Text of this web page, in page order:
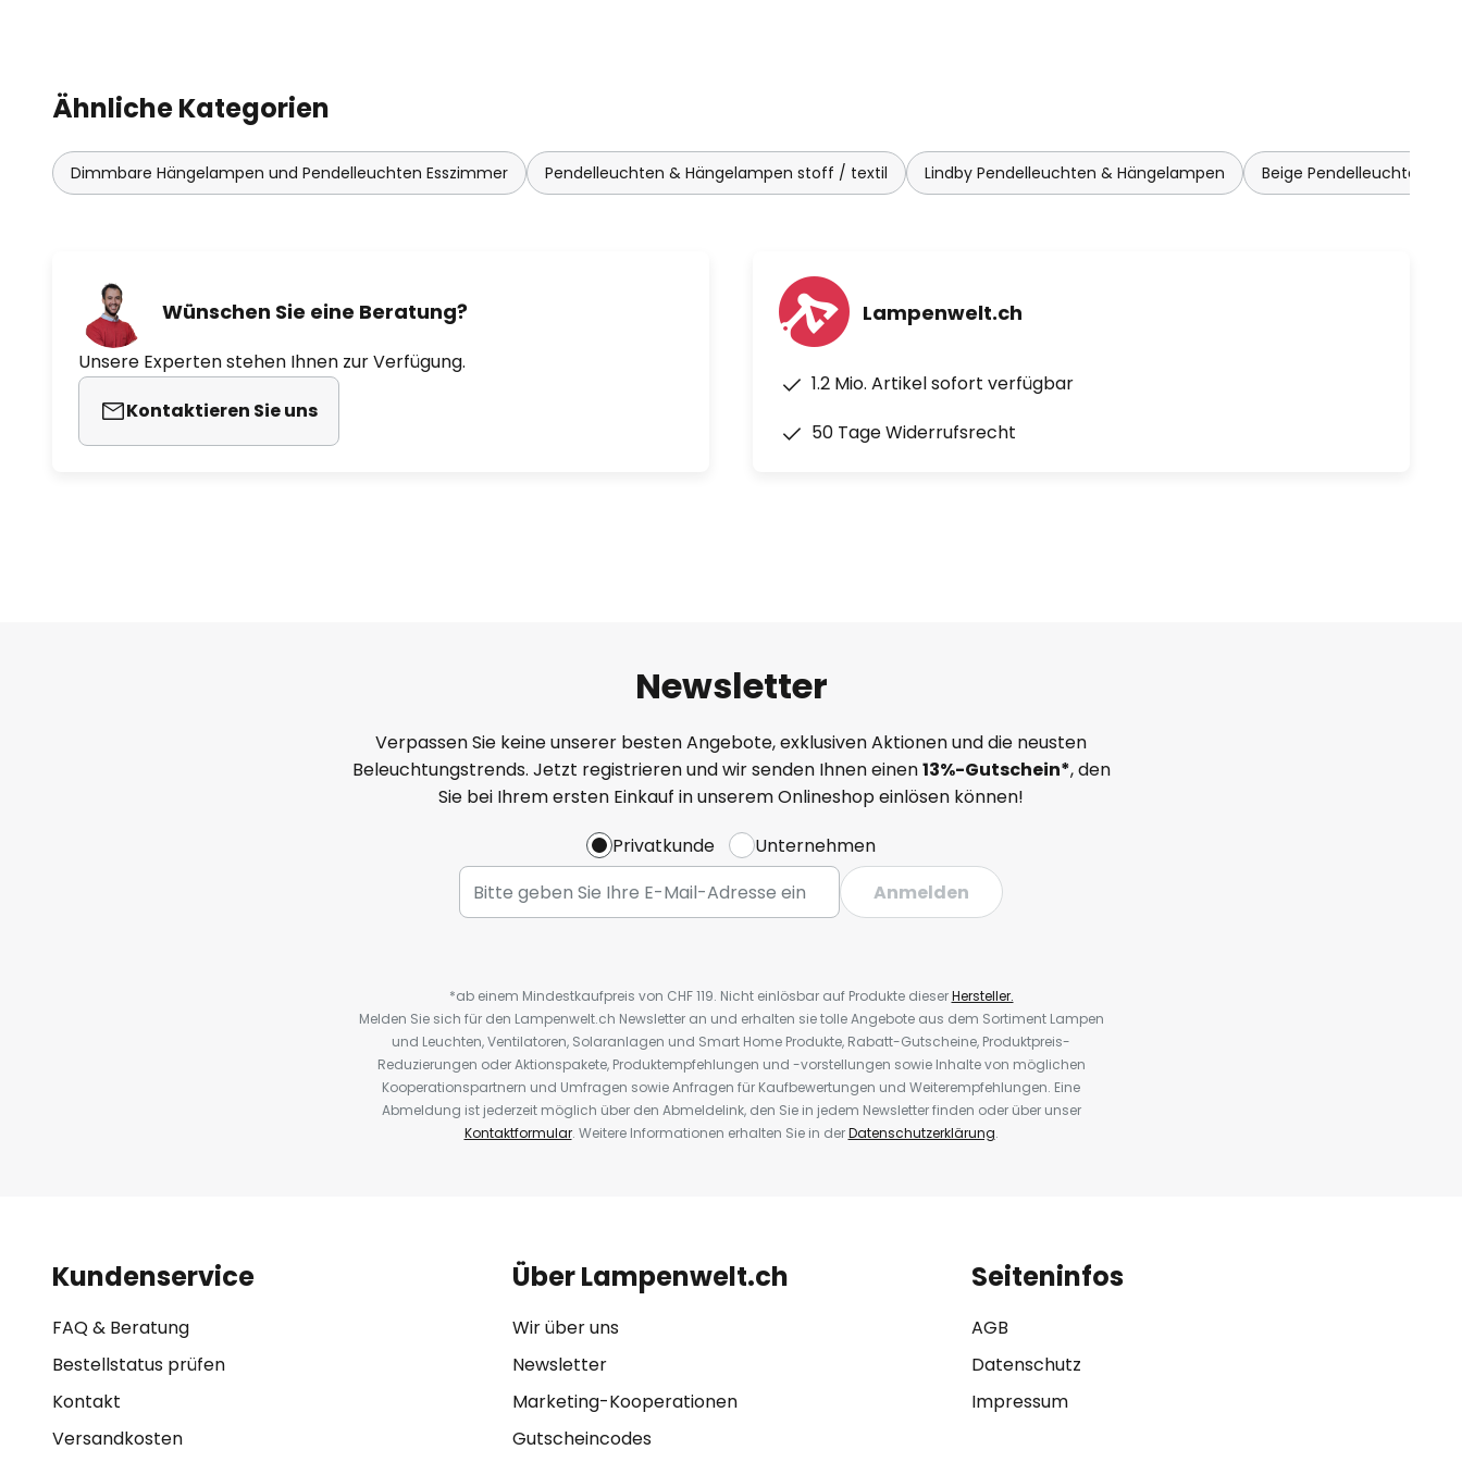
Ähnliche Kategorien
Dimmbare Hängelampen und Pendelleuchten Esszimmer Pendelleuchten & Hängelampen stoff / textil Lindby Pendelleuchten & Hängelampen Beige Pendelleuchten &
Wünschen Sie eine Beratung?
Unsere Experten stehen Ihnen zur Verfügung.
Kontaktieren Sie uns
Lampenwelt.ch
1.2 Mio. Artikel sofort verfügbar
50 Tage Widerrufsrecht
Newsletter
Verpassen Sie keine unserer besten Angebote, exklusiven Aktionen und die neusten
Beleuchtungstrends. Jetzt registrieren und wir senden Ihnen einen13%-Gutschein*, den
Sie bei Ihrem ersten Einkauf in unserem Onlineshop einlösen können!
Privatkunde
Unternehmen
Anmelden
*ab einem Mindestkaufpreis von CHF 119. Nicht einlösbar auf Produkte dieserHersteller.
Melden Sie sich für den Lampenwelt.ch Newsletter an und erhalten sie tolle Angebote aus dem Sortiment Lampen
und Leuchten, Ventilatoren, Solaranlagen und Smart Home Produkte, Rabatt-Gutscheine, Produktpreis-
Reduzierungen oder Aktionspakete, Produktempfehlungen und -vorstellungen sowie Inhalte von möglichen
Kooperationspartnern und Umfragen sowie Anfragen für Kaufbewertungen und Weiterempfehlungen. Eine
Abmeldung ist jederzeit möglich über den Abmeldelink, den Sie in jedem Newsletter finden oder über unser
Kontaktformular. Weitere Informationen erhalten Sie in derDatenschutzerklärung.
Kundenservice
FAQ & Beratung
Bestellstatus prüfen
Kontakt
Versandkosten
Über Lampenwelt.ch
Wir über uns
Newsletter
Marketing-Kooperationen
Gutscheincodes
Seiteninfos
AGB
Datenschutz
Impressum